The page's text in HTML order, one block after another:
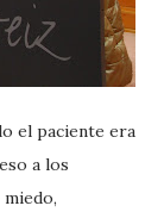
el paciente era
a los